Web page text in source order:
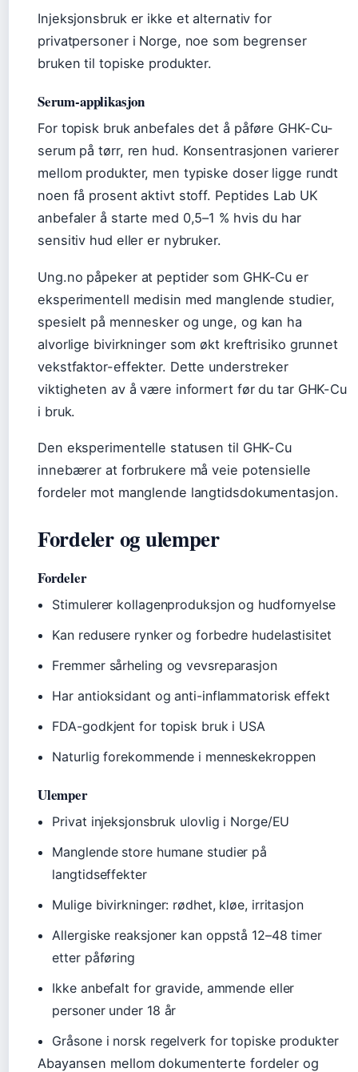
Injeksjonsbruk er ikke et alternativ for
privatpersoner i Norge, noe som begrenser
bruken til topiske produkter.
Serum-applikasjon
For topisk bruk anbefales det å påføre GHK-Cu-
serum på tørr, ren hud. Konsentrasjonen varierer
mellom produkter, men typiske doser ligge rundt
noen få prosent aktivt stoff. Peptides Lab UK
anbefaler å starte med 0,5–1 % hvis du har
sensitiv hud eller er nybruker.
Ung.no påpeker at peptider som GHK-Cu er
eksperimentell medisin med manglende studier,
spesielt på mennesker og unge, og kan ha
alvorlige bivirkninger som økt kreftrisiko grunnet
vekstfaktor-effekter. Dette understreker
viktigheten av å være informert før du tar GHK-Cu
i bruk.
Den eksperimentelle statusen til GHK-Cu
innebærer at forbrukere må veie potensielle
fordeler mot manglende langtidsdokumentasjon.
Fordeler og ulemper
Fordeler
Stimulerer kollagenproduksjon og hudfornyelse
Kan redusere rynker og forbedre hudelastisitet
Fremmer sårheling og vevsreparasjon
Har antioksidant og anti-inflammatorisk effekt
FDA-godkjent for topisk bruk i USA
Naturlig forekommende i menneskekroppen
Ulemper
Privat injeksjonsbruk ulovlig i Norge/EU
Manglende store humane studier på
langtidseffekter
Mulige bivirkninger: rødhet, kløe, irritasjon
Allergiske reaksjoner kan oppstå 12–48 timer
etter påføring
Ikke anbefalt for gravide, ammende eller
personer under 18 år
Gråsone i norsk regelverk for topiske produkter
Abayansen mellom dokumenterte fordeler og